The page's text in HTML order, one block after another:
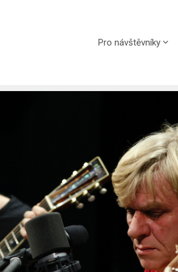
Pro návštěvníky